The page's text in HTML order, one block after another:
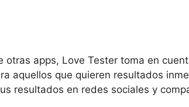
otras apps, Love Tester toma en
aquellos que quieren resultados
resultados en redes sociales y